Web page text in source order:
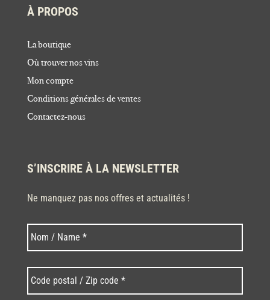
À PROPOS
La boutique
Où trouver nos vins
Mon compte
Conditions générales de ventes
Contactez-nous
S’INSCRIRE À LA NEWSLETTER
Ne manquez pas nos offres et actualités !
Nom * Nom
postal
/